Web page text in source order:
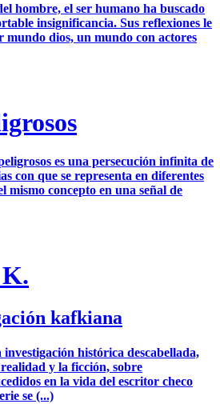
hombre, el ser humano ha buscado
insignificancia. Sus reflexiones le
mundo dios, un mundo con actores
es una persecución infinita de
con que se representa en diferentes
mismo concepto en una señal de
kafkiana
investigación histórica descabellada,
y la ficción, sobre
en la vida del escritor checo
se (...)